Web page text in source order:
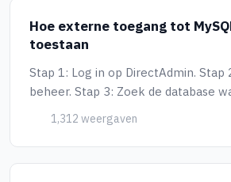
Hoe externe toegang tot
toestaan
Stap 1: Log in op DirectAdmin. Stap
beheer. Stap 3: Zoek de database
1,312 weergaven